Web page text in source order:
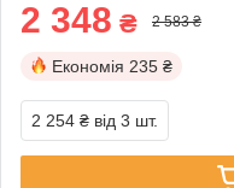
2 348 ₴ 2 583 ₴
Економія 235 ₴
2 254 ₴ від 3 шт.